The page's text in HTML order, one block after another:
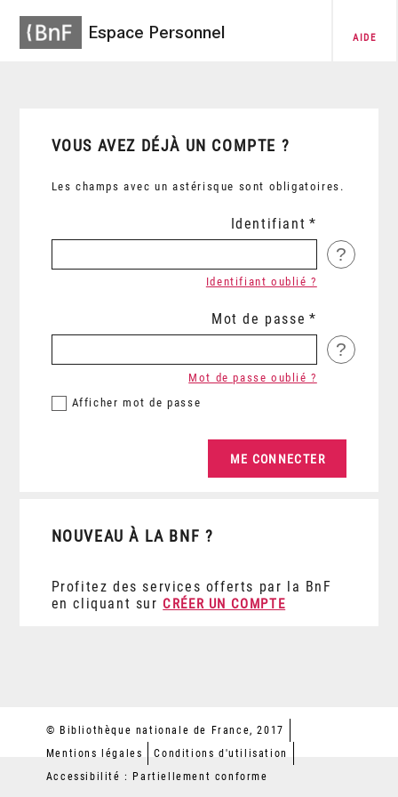
Espace Personnel AIDE
VOUS AVEZ DÉJÀ UN COMPTE ?
Les champs avec un astérisque sont obligatoires.
Identifiant
?
Identifiant oublié ?
Mot de passe
?
Afficher mot de passe
Mot de passe oublié ?
NOUVEAU À LA BNF ?
Profitez des services offerts par la BnF
en cliquant sur CRÉER UN COMPTE
© Bibliothèque nationale de France, 2017
Mentions légales
Conditions d'utilisation
Accessibilité : Partiellement conforme